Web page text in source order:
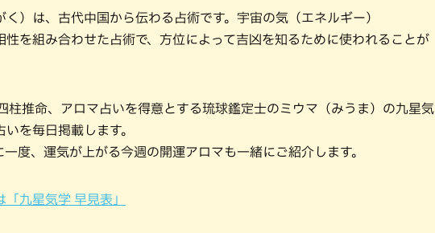
）は、古代中国から伝わる占術です。宇宙の気（エネルギー）
性を組み合わせた占術で、方位によって吉凶を知るために使われることが
柱推命、アロマ占いを得意とする琉球鑑定士のミウマ（みうま）の九星気
を毎日掲載します。
度、運気が上がる今週の開運アロマも一緒にご紹介します。
九星気学 早見表」